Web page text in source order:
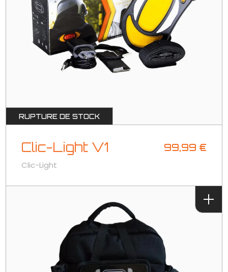
RUPTURE DE STOCK
Clic-Light V1 99,99 €
Clic-Light